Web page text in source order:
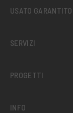
USATO GARANTITO
SERVIZI
PROGETTI
INFO